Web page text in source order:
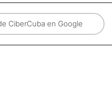
CiberCuba en Google